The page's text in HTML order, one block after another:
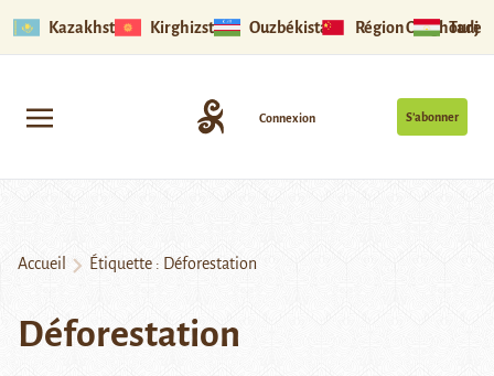
Kazakhstan Kirghizstan Ouzbékistan Région Ouïghoure
S’abonner
Connexion
Accueil Étiquette : Déforestation
Déforestation